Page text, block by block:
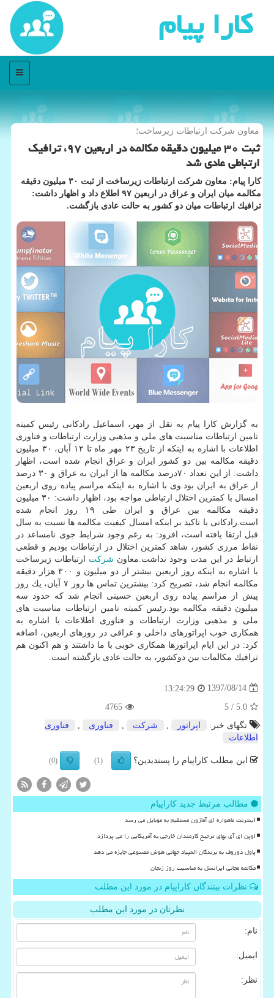
كارا پیام
منو
معاون شركت ارتباطات زیرساخت؛
ثبت ۳۰ میلیون دقیقه مكالمه در اربعین ۹۷، ترافیك
ارتباطی عادی شد
كارا پیام: معاون شركت ارتباطات زیرساخت از ثبت ۳۰ میلیون دقیقه
مكالمه میان ایران و عراق در اربعین ۹۷ اطلاع داد و اظهار داشت:
ترافیك ارتباطات میان دو كشور به حالت عادی بازگشت.
به گزارش كارا پیام به نقل از مهر، اسماعیل رادكانی رئیس كمیته
تامین ارتباطات مناسبت های ملی و مذهبی وزارت ارتباطات و فناوری
اطلاعات با اشاره به اینكه از تاریخ ۲۳ مهر ماه تا ۱۲ آبان، ۳۰ میلیون
دقیقه مكالمه بین دو كشور ایران و عراق انجام شده است، اظهار
داشت: از این تعداد ۷۰درصد مكالمه ها از ایران به عراق و ۳۰ درصد
از عراق به ایران بود.وی با اشاره به اینكه مراسم پیاده روی اربعین
امسال با كمترین اختلال ارتباطی مواجه بود، اظهار داشت: ۳۰ میلیون
دقیقه مكالمه بین عراق و ایران طی ۱۹ روز انجام شده
است.رادكانی با تاكید بر اینكه امسال كیفیت مكالمه ها نسبت به سال
قبل ارتقا یافته است، افزود: به رغم وجود شرایط جوی نامساعد در
نقاط مرزی كشور، شاهد كمترین اختلال در ارتباطات بودیم و قطعی
ارتباط در این مدت وجود نداشت.معاون شركت ارتباطات زیرساخت
با اشاره به اینكه روز اربعین بیشتر از دو میلیون و ۳۰۰ هزار دقیقه
مكالمه انجام شد، تصریح كرد: بیشترین تماس ها روز ۷ آبان، یك روز
پیش از مراسم پیاده روی اربعین حسینی انجام شد كه حدود سه
میلیون دقیقه مكالمه بود.رئیس كمیته تامین ارتباطات مناسبت های
ملی و مذهبی وزارت ارتباطات و فناوری اطلاعات با اشاره به
همكاری خوب اپراتورهای داخلی و عراقی در روزهای اربعین، اضافه
كرد: در این ایام اپراتورها همكاری خوبی با ما داشتند و هم اكنون هم
ترافیك مكالمات بین دوكشور، به حالت عادی بازگشته است.
1397/08/14
13:24:29
5.0
/ 5
4765
تگهای خبر:
اپراتور شركت فناوری
فناوری
اطلاعات
این مطلب کاراپیام را پسندیدین؟ (1)
(0)
مطالب مرتبط جدید کاراپیام
اینترنت ماهواره ای آمازون مستقیم به موبایل می رسد
اوپن ای آی بهای ترجیح کارمندان خارجی به آمریکایی را می پردازد
پاول دوروف به برندگان المپیاد جهانی هوش مصنوعی جایزه می دهد
مکالمه مجانی ایرانسل به مناسبت روز زنجان
نظرات بینندگان کاراپیام در مورد این مطلب
نظرتان در مورد این مطلب
نام:
ایمیل:
نظر: